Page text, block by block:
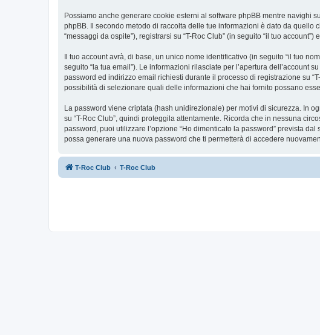
Possiamo anche generare cookie esterni al software phpBB mentre navighi
phpBB. Il secondo metodo di raccolta delle tue informazioni è dato da
“messaggi da ospite”), registrarsi su “T-Roc Club” (in seguito “il tuo
Il tuo account avrà, di base, un unico nome identificativo (in seguito “il tuo
seguito “la tua email”). Le informazioni rilasciate per l’apertura dell’account
password ed indirizzo email richiesti durante il processo di registrazione su
possibilità di selezionare quali delle informazioni che hai fornito possano
La password viene criptata (hash unidirezionale) per motivi di sicurezza. In
su “T-Roc Club”, quindi proteggila attentamente. Ricorda che in nessuna
password, puoi utilizzare l’opzione “Ho dimenticato la password” prevista
possa generare una nuova password che ti permetterà di accedere
T-Roc Club T-Roc Club